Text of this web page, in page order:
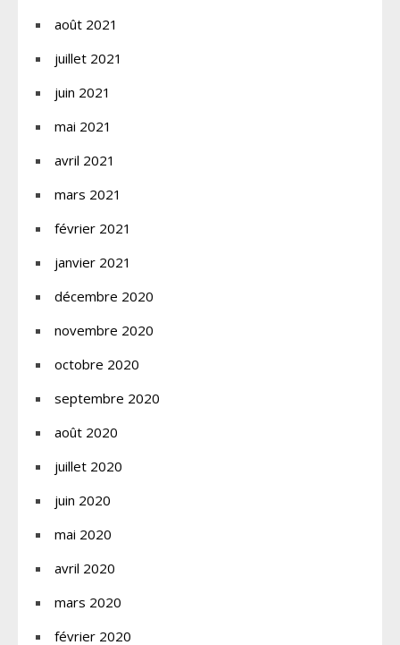
août 2021
juillet 2021
juin 2021
mai 2021
avril 2021
mars 2021
février 2021
janvier 2021
décembre 2020
novembre 2020
octobre 2020
septembre 2020
août 2020
juillet 2020
juin 2020
mai 2020
avril 2020
mars 2020
février 2020